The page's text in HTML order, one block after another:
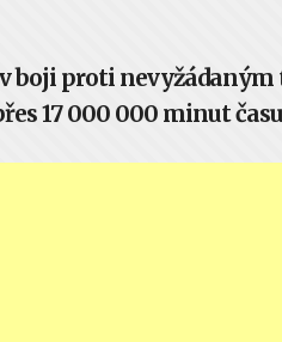
v boji proti
17 000 000 minut